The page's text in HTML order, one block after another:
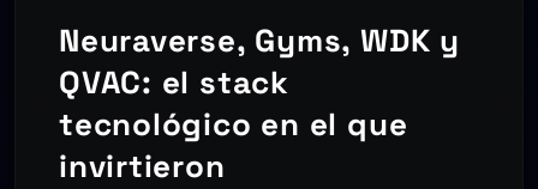
Neuraverse, Gyms, WDK y
QVAC: el stack
tecnológico en el que
invirtieron